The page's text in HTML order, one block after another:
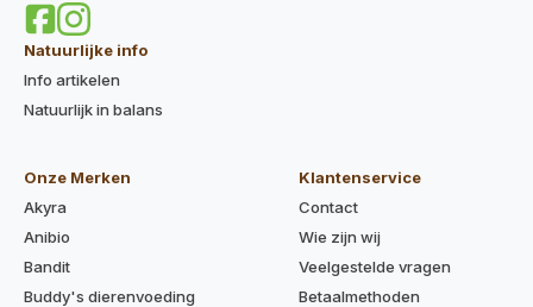
Natuurlijke info
Info artikelen
Natuurlijk in balans
Onze Merken
Akyra
Anibio
Bandit
Buddy's dierenvoeding
Klantenservice
Contact
Wie zijn wij
Veelgestelde vragen
Betaalmethoden